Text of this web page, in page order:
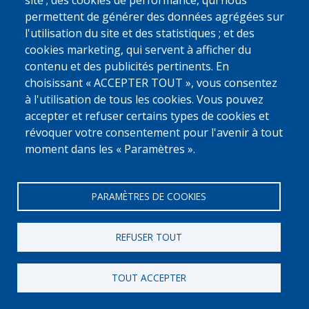
[Numero Gratuit]
0800 327 45
Déclaration relative aux cookies
Vie privée, copyright et disclaimer
permettent de générer des données agrégées sur
l'utilisation du site et des statistiques ; et des
cookies marketing, qui servent à afficher du
contenu et des publicités pertinents. En
choisissant « ACCEPTER TOUT », vous consentez
à l'utilisation de tous les cookies. Vous pouvez
accepter et refuser certains types de cookies et
révoquer votre consentement pour l'avenir à tout
moment dans les « Paramètres ».
PARAMÈTRES DE COOKIES
REFUSER TOUT
TOUT ACCEPTER